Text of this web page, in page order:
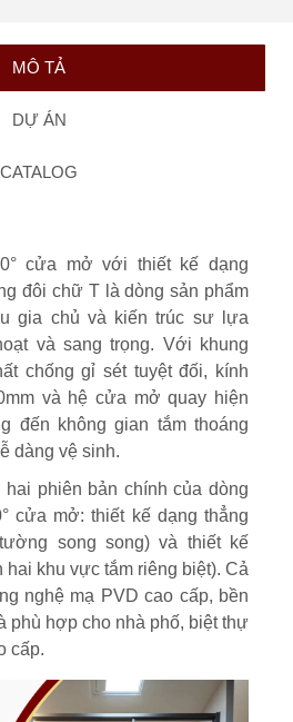
MÔ TẢ
DỰ ÁN
CATALOG
cửa mở với thiết kế dạng
đôi chữ T là dòng sản phẩm
gia chủ và kiến trúc sư lựa
và sang trọng. Với khung
chống gỉ sét tuyệt đối, kính
và hệ cửa mở quay hiện
đến không gian tắm thoáng
dàng vệ sinh.
hai phiên bản chính của dòng
cửa mở: thiết kế dạng thẳng
song song) và thiết kế
hai khu vực tắm riêng biệt). Cả
nghệ mạ PVD cao cấp, bền
phù hợp cho nhà phố, biệt thự
cấp.